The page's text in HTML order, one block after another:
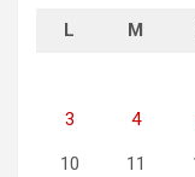
L M
3 4
10 11